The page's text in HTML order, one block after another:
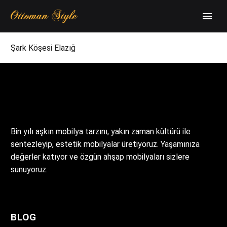
Şark Köşesi Elazığ
Bin yılı aşkın mobilya tarzını, yakın zaman kültürü ile
sentezleyip, estetik mobilyalar üretiyoruz. Yaşamınıza
değerler katıyor ve özgün ahşap mobilyaları sizlere
sunuyoruz.
BLOG